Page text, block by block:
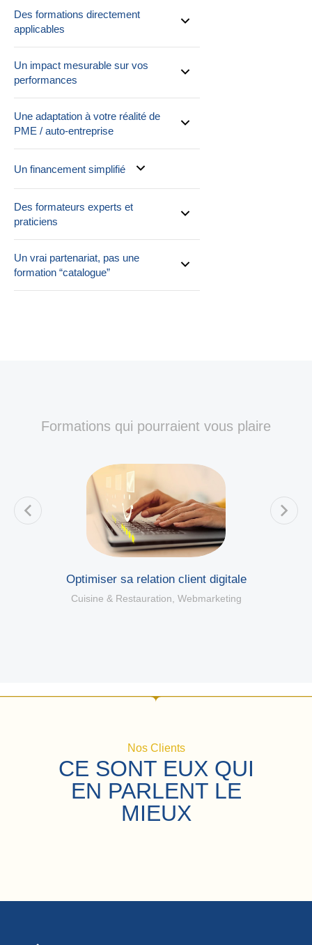
Des formations directement
applicables
Un impact mesurable sur vos
performances
Une adaptation à votre réalité de
PME / auto-entreprise
Un financement simplifié
Des formateurs experts et
praticiens
Un vrai partenariat, pas une
formation “catalogue”
Formations qui pourraient vous plaire
Optimiser sa relation client digitale
Cuisine & Restauration Webmarketing
Nos Clients
CE SONT EUX QUI
EN PARLENT LE
MIEUX